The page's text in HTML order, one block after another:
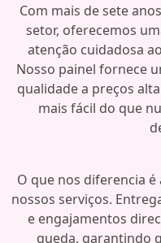
Com mais de sete
setor, oferecemos
atenção cuidadosa
Nosso painel fornece
qualidade a preços
mais fácil do que
O que nos diferencia
nossos serviços.
e engajamentos
queda, garantindo